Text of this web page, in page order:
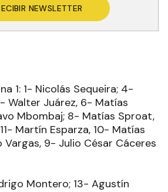
NEWSLETTER
1: 1- Nicolás Sequeira; 4-
Walter Juárez, 6- Matías
Mbombaj; 8- Matías Sproat,
Martín Esparza, 10- Matías
Vargas, 9- Julio César Cáceres
Montero; 13- Agustín